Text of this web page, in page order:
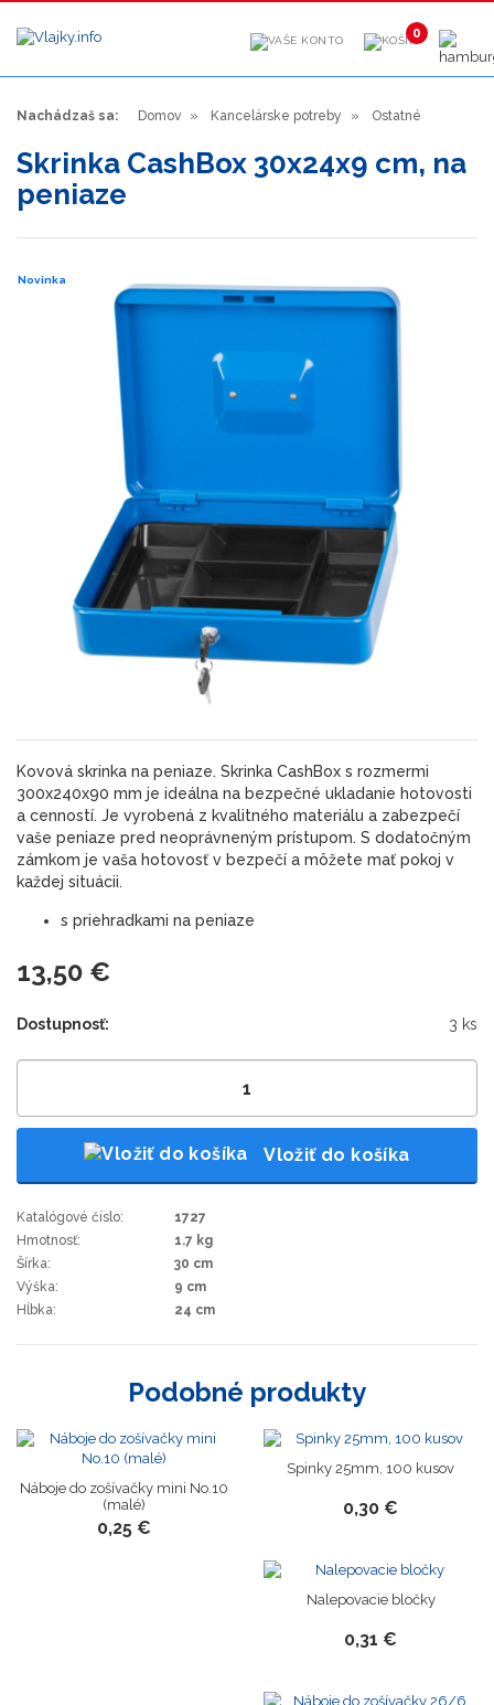
Nachádzaš sa: Domov Kancelárske potreby Ostatné
Skrinka CashBox 30x24x9 cm, na
peniaze
Novinka
Kovová skrinka na peniaze. Skrinka CashBox s rozmermi
300x240x90 mm je ideálna na bezpečné ukladanie hotovosti
a cenností. Je vyrobená z kvalitného materiálu a zabezpečí
vaše peniaze pred neoprávneným prístupom. S dodatočným
zámkom je vaša hotovosť v bezpečí a môžete mať pokoj v
každej situácii.
s priehradkami na peniaze
13,50 €
Dostupnosť: 3 ks
Vložiť do košíka
Katalógové číslo:
1727
Hmotnosť:
1.7 kg
Šírka:
30 cm
Výška:
9 cm
Hĺbka:
24 cm
Podobné produkty
Náboje do zošívačky mini No.10
(malé)
0,25 €
Spinky 25mm, 100 kusov
0,30 €
Nalepovacie bločky
0,31 €
0